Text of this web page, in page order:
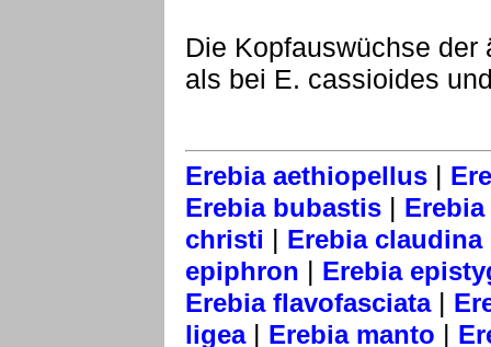
Die Kopfauswüchse
als bei E. cassioides
Erebia aethiopellus |
Erebia bubastis |
christi | Erebia claudina
epiphron | Erebia
Erebia flavofasciata|
ligea| Erebia manto |